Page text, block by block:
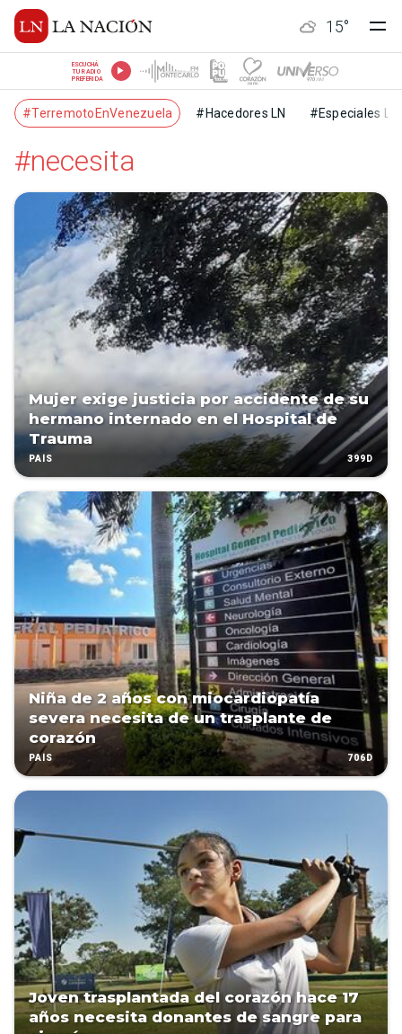
15°
ESCUCHÁ
TU RADIO
PREFERIDA
#TerremotoEnVenezuela #Hacedores LN #Especiales LN
#necesita
Mujer exige justicia por accidente de su
hermano internado en el Hospital de
Trauma
PAÍS 399D
Niña de 2 años con miocardiopatía
severa necesita de un trasplante de
corazón
PAÍS 706D
Joven trasplantada del corazón hace 17
años necesita donantes de sangre para